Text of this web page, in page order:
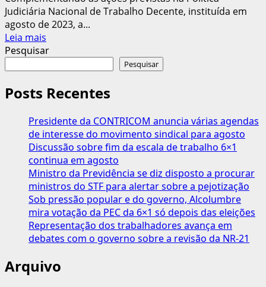
Judiciária Nacional de Trabalho Decente, instituída em
agosto de 2023, a...
Leia mais
mais
lança
Programa
contra
o
Trabalho
Escravo,
Tráfico
de
Pessoas
e
Proteção
ao
Trabalho
Migrante
Pesquisar
Pesquisar
Posts Recentes
Presidente da CONTRICOM anuncia várias agendas
de interesse do movimento sindical para agosto
Discussão sobre fim da escala de trabalho 6×1
continua em agosto
Ministro da Previdência se diz disposto a procurar
ministros do STF para alertar sobre a pejotização
Sob pressão popular e do governo, Alcolumbre
mira votação da PEC da 6×1 só depois das eleições
Representação dos trabalhadores avança em
debates com o governo sobre a revisão da NR-21
Arquivo